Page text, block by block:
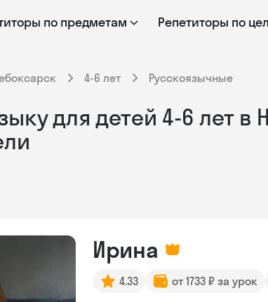
по предметам Репетиторы по
4-6 лет Русскоязычные
для детей 4-6 лет
Ирина
4.33 от 1733 ₽ за урок